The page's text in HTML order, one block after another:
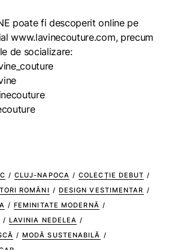
poate fi descoperit online pe
www.lavinecouture.com, precum
de socializare:
/ CLUJ-NAPOCA / COLECȚIE DEBUT /
ROMÂNI / DESIGN VESTIMENTAR /
/ FEMINITATE MODERNĂ /
/ LAVINIA NEDELEA /
/ MODĂ SUSTENABILĂ /